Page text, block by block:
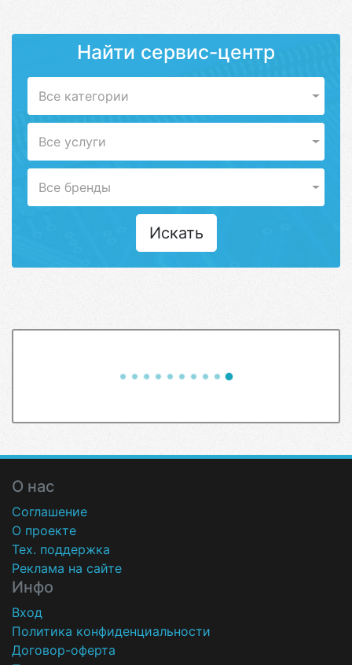
Найти сервис-центр
Все категории
Все услуги
Все бренды
Искать
О нас
Соглашение
О проекте
Тех. поддержка
Реклама на сайте
Инфо
Вход
Политика конфиденциальности
Договор-оферта